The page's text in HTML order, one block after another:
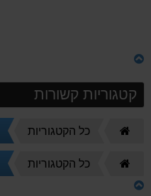
קטגוריות קשורות
כל הקטגוריות
כל הקטגוריות